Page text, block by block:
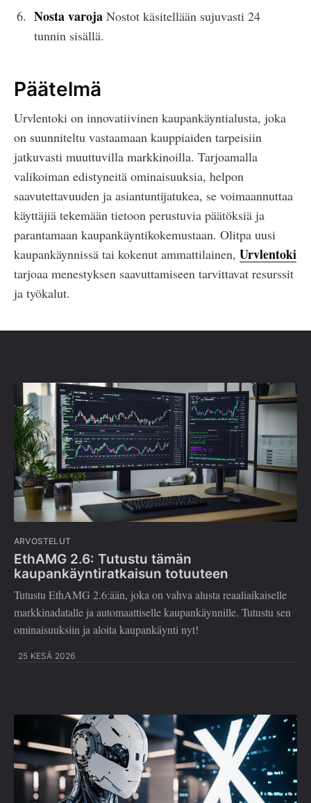
Nosta varojaNostot käsitellään sujuvasti 24
tunnin sisällä.
Päätelmä
Urvlentoki on innovatiivinen kaupankäyntialusta, joka
on suunniteltu vastaamaan kauppiaiden tarpeisiin
jatkuvasti muuttuvilla markkinoilla. Tarjoamalla
valikoiman edistyneitä ominaisuuksia, helpon
saavutettavuuden ja asiantuntijatukea, se voimaannuttaa
käyttäjiä tekemään tietoon perustuvia päätöksiä ja
parantamaan kaupankäyntikokemustaan. Olitpa uusi
kaupankäynnissä tai kokenut ammattilainen, Urvlentoki
tarjoaa menestyksen saavuttamiseen tarvittavat resurssit
ja työkalut.
ARVOSTELUT
EthAMG 2.6: Tutustu tämän
kaupankäyntiratkaisun totuuteen
Tutustu EthAMG 2.6:ään, joka on vahva alusta reaaliaikaiselle
markkinadatalle ja automaattiselle kaupankäynnille. Tutustu sen
ominaisuuksiin ja aloita kaupankäynti nyt!
25 KESÄ 2026